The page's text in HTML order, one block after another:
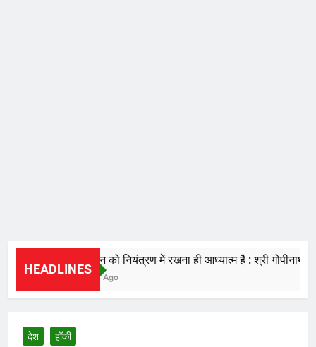
HEADLINES
चंचल मन को नियंत्रण में रखना ही आध्यात्म है : श्री गोपीनाथ
4 Hours Ago
देश हॉकी